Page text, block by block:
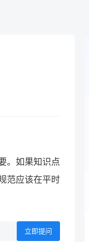
。如果知识点
范应该在平时
立即提问